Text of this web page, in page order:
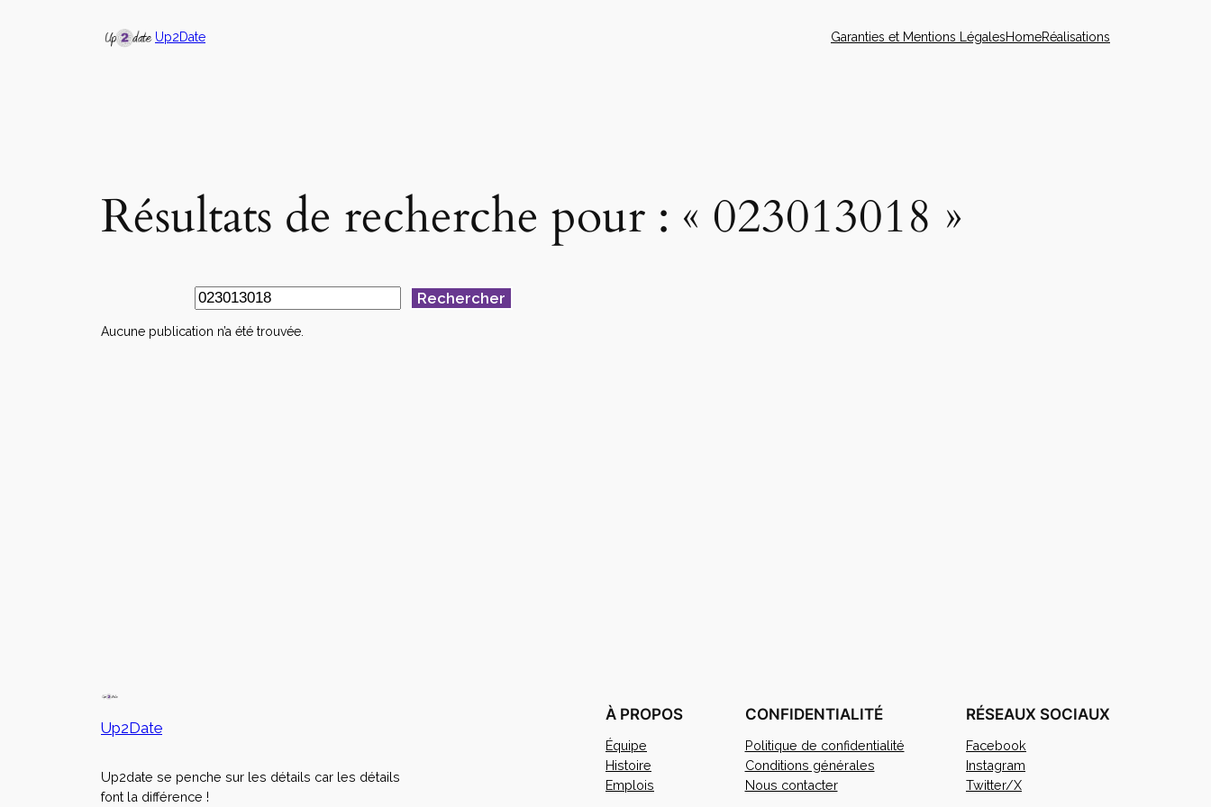
Up2Date Garanties et Mentions LégalesHomeRéalisations
Résultats de recherche pour : « 023013018 »
Rechercher
Aucune publication n’a été trouvée.
Up2Date
Up2date se penche sur les détails car les détails
font la différence !
À PROPOS
Équipe
Histoire
Emplois
CONFIDENTIALITÉ
Politique de confidentialité
Conditions générales
Nous contacter
RÉSEAUX SOCIAUX
Facebook
Instagram
Twitter/X